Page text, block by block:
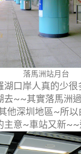
落馬洲站月台
湖口岸人真的少
去~~其實落馬洲
他深圳地區~所
主意~車站又新